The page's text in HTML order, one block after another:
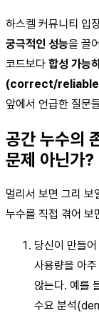
하스켈 커뮤니티 입
궁극적인 성능을 끌
코드보다 합성 가
(correct/
앞에서 언급한 질문
공간 누수의
문제 아닌가?
멀리서 보면 그리 보
누수를 직접 겪어 보
당신이 만들
사용량을 아
않는다. 예를
수요 분석